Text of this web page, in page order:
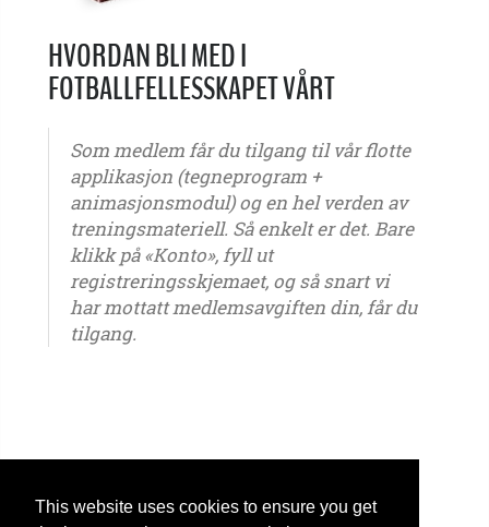
This website uses cookies to ensure you get
HVORDAN BLI MED I
FOTBALLFELLESSKAPET VÅRT
Som medlem får du tilgang til vår flotte
applikasjon (tegneprogram +
animasjonsmodul) og en hel verden av
treningsmateriell. Så enkelt er det. Bare
klikk på «Konto», fyll ut
registreringsskjemaet, og så snart vi
har mottatt medlemsavgiften din, får du
tilgang.